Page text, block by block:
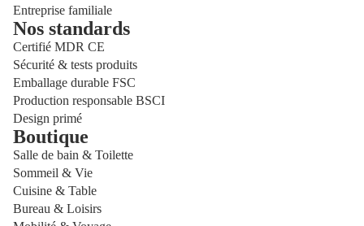
Entreprise familiale
Nos standards
Certifié MDR CE
Sécurité & tests produits
Emballage durable FSC
Production responsable BSCI
Design primé
Boutique
Salle de bain & Toilette
Sommeil & Vie
Cuisine & Table
Bureau & Loisirs